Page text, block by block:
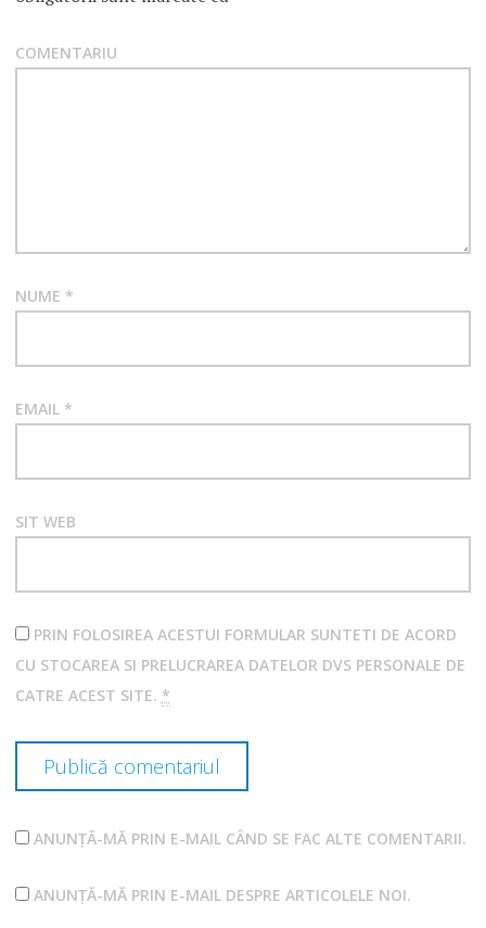
COMENTARIU
NUME *
EMAIL *
SIT WEB
PRIN FOLOSIREA ACESTUI FORMULAR SUNTETI DE ACORD
CU STOCAREA SI PRELUCRAREA DATELOR DVS PERSONALE DE
CATRE ACEST SITE. *
ANUNȚĂ-MĂ PRIN E-MAIL CÂND SE FAC ALTE COMENTARII.
ANUNȚĂ-MĂ PRIN E-MAIL DESPRE ARTICOLELE NOI.